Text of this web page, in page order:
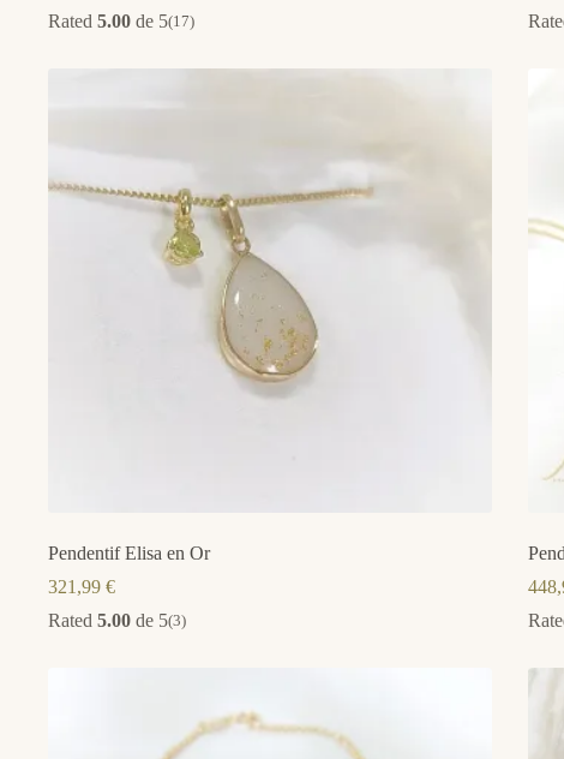
Rated 5.00 de 5(17)
Pendentif Elisa en Or
321,99 €
Rated 5.00 de 5(3)